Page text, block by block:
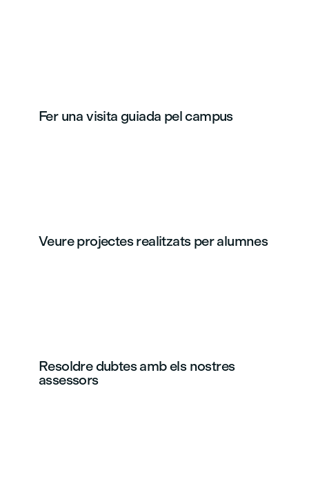
Fer una visita guiada pel campus
Veure projectes realitzats per alumnes
Resoldre dubtes amb els nostres
assessors